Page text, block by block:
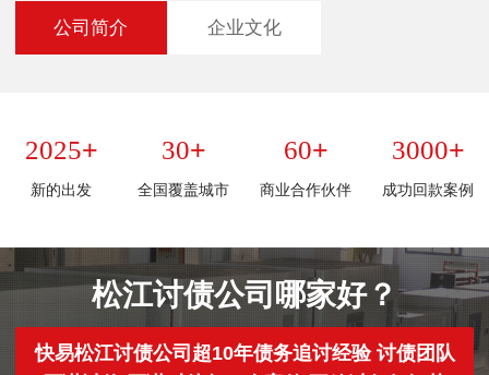
公司简介 企业文化
2025+
新的出发
30+
全国覆盖城市
60+
商业合作伙伴
3000+
成功回款案例
松江讨债公司哪家好？
快易松江讨债公司超10年债务追讨经验 讨债团队